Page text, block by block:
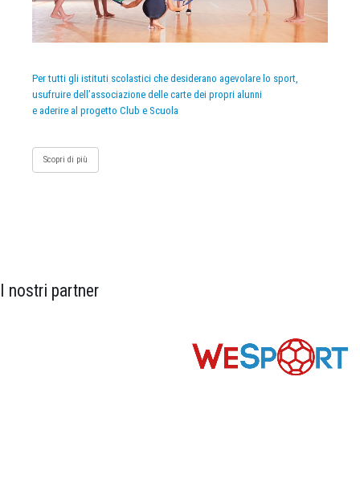
Per tutti gli istituti scolastici che desiderano agevolare lo sport,
usufruire dell’associazione delle carte dei propri alunni
e aderire al progetto Club e Scuola
Scopri di più
I nostri partner